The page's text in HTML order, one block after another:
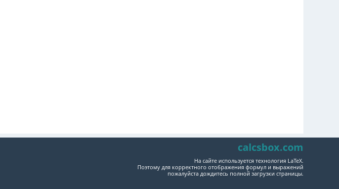
calcsbox.com
На сайте используется технология LaTeX.
Поэтому для корректного отображения формул и выражений
пожалуйста дождитесь полной загрузки страницы.